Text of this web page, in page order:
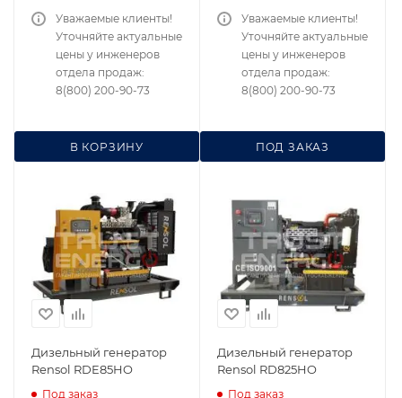
В КОРЗИНУ
Уважаемые клиенты!
Уточняйте актуальные
цены у инженеров
отдела продаж:
8(800) 200-90-73
ПОД ЗАКАЗ
Уважаемые клиенты!
Уточняйте актуальные
цены у инженеров
отдела продаж:
8(800) 200-90-73
Дизельный генератор
Rensol RDE85HO
Под заказ
Дизельный генератор
Rensol RD825HO
Под заказ